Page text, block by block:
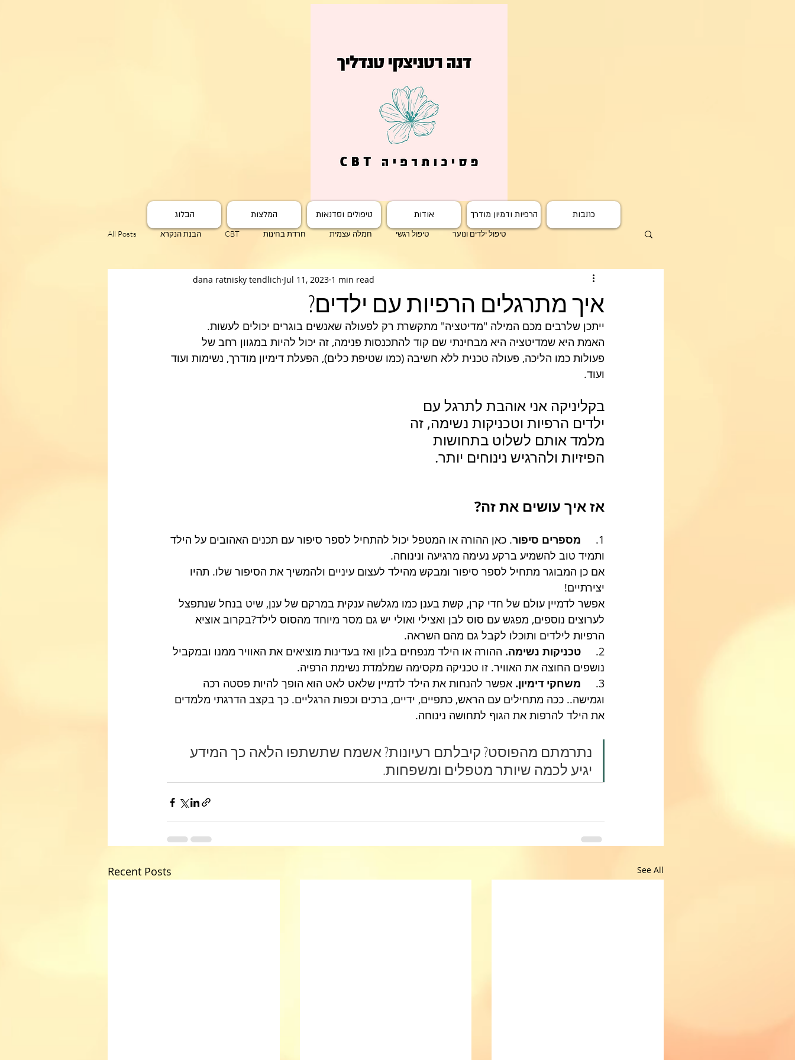
הבלוג המלצות טיפולים וסדנאות אודות הרפיות ודמיון מודרך כתבות
All Posts הבנת הנקרא CBT חרדת בחינות חמלה עצמית טיפול רגשי טיפול ילדים ונוער
איך מתרגלים הרפיות עם ילדים?
dana ratnisky tendlich Jul 11, 2023 1 min read
ייתכן שלרבים מכם המילה "מדיטציה" מתקשרת רק לפעולה שאנשים בוגרים יכולים לעשות.
האמת היא שמדיטציה היא מבחינתי שם קוד להתכנסות פנימה, זה יכול להיות במגוון רחב של
פעולות כמו הליכה, פעולה טכנית ללא חשיבה (כמו שטיפת כלים), הפעלת דימיון מודרך, נשימות ועוד
ועוד.
בקליניקה אני אוהבת לתרגל עם
ילדים הרפיות וטכניקות נשימה, זה
מלמד אותם לשלוט בתחושות
הפיזיות ולהרגיש נינוחים יותר.
אז איך עושים את זה?
1. מספרים סיפור. כאן ההורה או המטפל יכול להתחיל לספר סיפור עם תכנים האהובים על הילד
ותמיד טוב להשמיע ברקע נעימה מרגיעה ונינוחה.
אם כן המבוגר מתחיל לספר סיפור ומבקש מהילד לעצום עיניים ולהמשיך את הסיפור שלו. תהיו
יצירתיים!
אפשר לדמיין עולם של חדי קרן, קשת בענן כמו מגלשה ענקית במרקם של ענן, שיט בנחל שנתפצל
לערוצים נוספים, מפגש עם סוס לבן ואצילי ואולי יש גם מסר מיוחד מהסוס לילד?בקרוב אוציא
הרפיות לילדים ותוכלו לקבל גם מהם השראה.
2.
  טכניקות נשימה.
ההורה או הילד מנפחים בלון ואז בעדינות מוציאים את האוויר ממנו ובמקביל
נושפים החוצה את האוויר. זו טכניקה מקסימה שמלמדת נשימת הרפיה.
3.
משחקי דימיון. אפשר להנחות את הילד לדמיין שלאט לאט הוא הופך להיות פסטה רכה
וגמישה.. ככה מתחילים עם הראש, כתפיים, ידיים, ברכים וכפות הרגליים. כך בקצב הדרגתי מלמדים
את הילד להרפות את הגוף לתחושה נינוחה.
נתרמתם מהפוסט? קיבלתם רעיונות? אשמח שתשתפו הלאה כך המידע
יגיע לכמה שיותר מטפלים ומשפחות.
Recent Posts See All